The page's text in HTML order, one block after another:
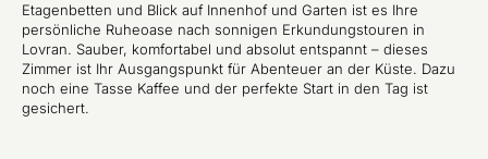
Etagenbetten und Blick auf Innenhof und Garten ist es Ihre
persönliche Ruheoase nach sonnigen Erkundungstouren in
Lovran. Sauber, komfortabel und absolut entspannt – dieses
Zimmer ist Ihr Ausgangspunkt für Abenteuer an der Küste. Dazu
noch eine Tasse Kaffee und der perfekte Start in den Tag ist
gesichert.